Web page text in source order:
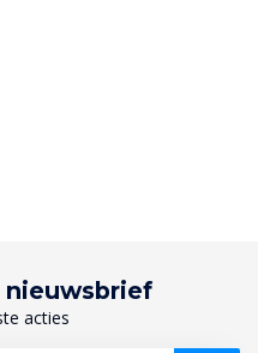
nieuwsbrief
acties